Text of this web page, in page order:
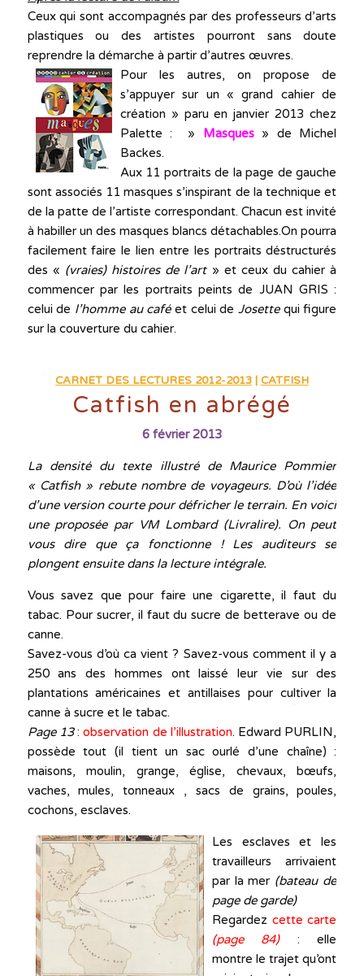
Ceux qui sont accompagnés par des professeurs d’arts
plastiques ou des artistes pourront sans doute
reprendre la démarche à partir d’autres œuvres.
Pour les autres, on propose de
s’appuyer sur un « grand cahier de
création » paru en janvier 2013 chez
Palette : » Masques» de Michel
Backes.
Aux 11 portraits de la page de gauche
sont associés 11 masques s’inspirant de la technique et
de la patte de l’artiste correspondant. Chacun est invité
à habiller un des masques blancs détachables.On pourra
facilement faire le lien entre les portraits déstructurés
des « (vraies) histoires de l’art» et ceux du cahier à
commencer par les portraits peints de JUAN GRIS :
celui de l’homme au caféet celui deJosettequi figure
sur la couverture du cahier.
CARNET DES LECTURES 2012-2013| CATFISH
Catfish en abrégé
6 février 2013
La densité du texte illustré de Maurice Pommier
« Catfish » rebute nombre de voyageurs. D’où l’idée
d’une version courte pour défricher le terrain. En voici
une proposée par VM Lombard (Livralire). On peut
vous dire que ça fonctionne ! Les auditeurs se
plongent ensuite dans la lecture intégrale.
Vous savez que pour faire une cigarette, il faut du
tabac. Pour sucrer, il faut du sucre de betterave ou de
canne.
Savez-vous d’où ca vient ? Savez-vous comment il y a
250 ans des hommes ont laissé leur vie sur des
plantations américaines et antillaises pour cultiver la
canne à sucre et le tabac.
Page 13:observation de l’illustration. Edward PURLIN,
possède tout (il tient un sac ourlé d’une chaîne) :
maisons, moulin, grange, église, chevaux, bœufs,
vaches, mules, tonneaux , sacs de grains, poules,
cochons, esclaves.
Les esclaves et les
travailleurs arrivaient
par la mer (bateau de
page de garde)
Regardez cette carte
(page 84): elle
montre le trajet qu’ont